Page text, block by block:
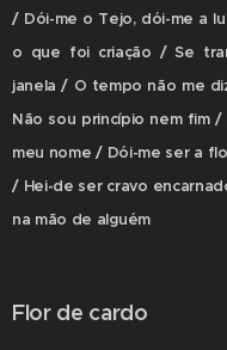
/ Dói-me o Tejo, dói-me a
o que foi criação / Se
janela / O tempo não me
Não sou princípio nem fim
meu nome / Dói-me ser a
/ Hei-de ser cravo
na mão de alguém
Flor de cardo